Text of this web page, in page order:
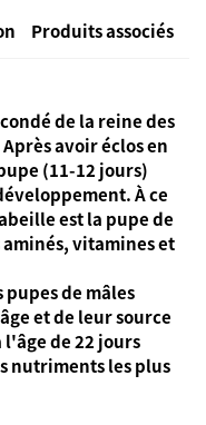
Produits associés
de la reine des
avoir éclos en
(11-12 jours)
À ce
est la pupe de
vitamines et
de mâles
et de leur source
de 22 jours
nutriments les plus